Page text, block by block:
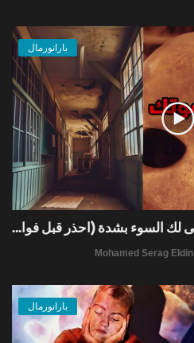
بارانورمال
Mohamed Serag Eldin
بارانورمال